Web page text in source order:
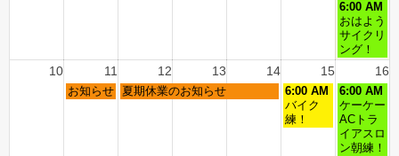
6:00 AM
おはよう
サイクリ
ング！
10 11 12 13 14 15 16
お知らせ 夏期休業のお知らせ
6:00 AM
バイク
練！
6:00 AM
ケーケー
ACトラ
イアスロ
ン朝練！